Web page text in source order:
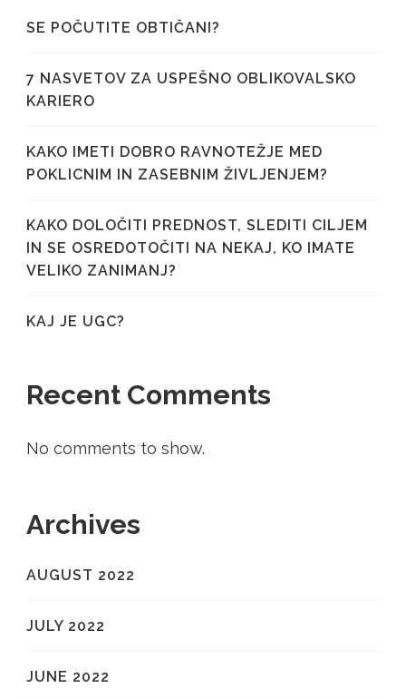
SE POČUTITE OBTIČANI?
7 NASVETOV ZA USPEŠNO OBLIKOVALSKO
KARIERO
KAKO IMETI DOBRO RAVNOTEŽJE MED
POKLICNIM IN ZASEBNIM ŽIVLJENJEM?
KAKO DOLOČITI PREDNOST, SLEDITI CILJEM
IN SE OSREDOTOČITI NA NEKAJ, KO IMATE
VELIKO ZANIMANJ?
KAJ JE UGC?
Recent Comments
No comments to show.
Archives
AUGUST 2022
JULY 2022
JUNE 2022